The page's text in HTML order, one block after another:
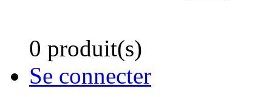
0 produit(s)
Se connecter